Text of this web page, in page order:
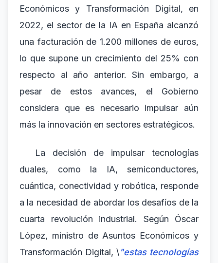
Económicos y Transformación Digital, en
2022, el sector de la IA en España alcanzó
una facturación de 1.200 millones de euros,
lo que supone un crecimiento del 25% con
respecto al año anterior. Sin embargo, a
pesar de estos avances, el Gobierno
considera que es necesario impulsar aún
más la innovación en sectores estratégicos.
La decisión de impulsar tecnologías
duales, como la IA, semiconductores,
cuántica, conectividad y robótica, responde
a la necesidad de abordar los desafíos de la
cuarta revolución industrial. Según Óscar
López, ministro de Asuntos Económicos y
Transformación Digital, \"estas tecnologías